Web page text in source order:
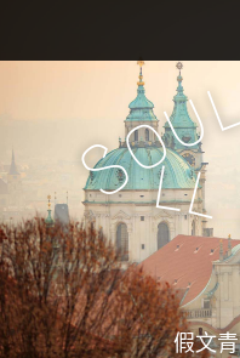
e
n
u
i
c
n
t
e
n
t
Sou
ll
假文